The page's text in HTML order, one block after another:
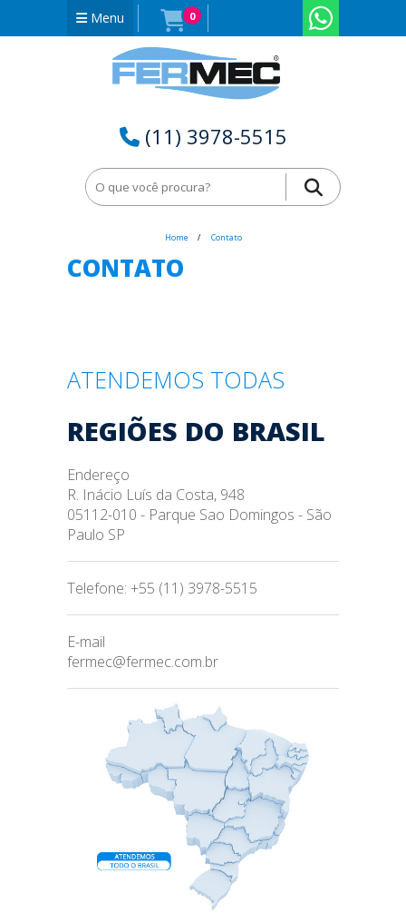
Menu 0
(11) 3978-5515
Home Contato
CONTATO
ATENDEMOS TODAS
REGIÕES DO BRASIL
Endereço
R. Inácio Luís da Costa, 948
05112-010 - Parque Sao Domingos - São
Paulo SP
Telefone: +55 (11) 3978-5515
E-mail
fermec@fermec.com.br